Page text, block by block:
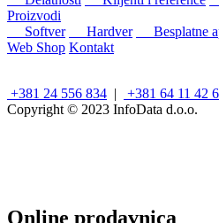
Proizvodi
Softver
Hardver
Besplatne
Web Shop Kontakt
Intel
stoni
računari
stoni
računari
Microsoft
tableti
Online prodavnica
+381 24 556 834 | +381 64 11 42
Copyright © 2023 InfoData d.o.o.